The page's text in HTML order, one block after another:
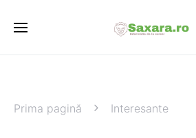
Prima pagină Interesante